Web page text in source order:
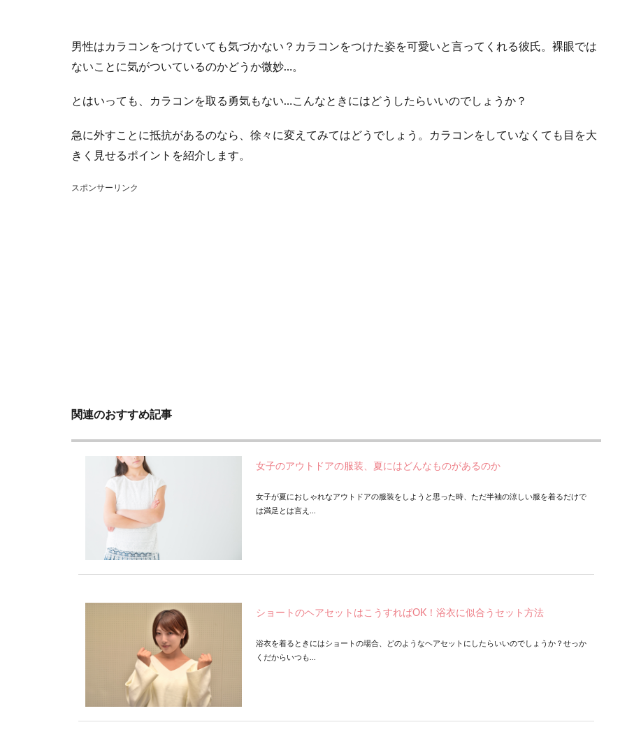
男性はカラコンをつけていても気づかない？カラコンをつけた姿を可愛いと言ってくれる彼氏。裸眼では
ないことに気がついているのかどうか微妙…。
とはいっても、カラコンを取る勇気もない…こんなときにはどうしたらいいのでしょうか？
急に外すことに抵抗があるのなら、徐々に変えてみてはどうでしょう。カラコンをしていなくても目を大
きく見せるポイントを紹介します。
スポンサーリンク
関連のおすすめ記事
女子のアウトドアの服装、夏にはどんなものがあるのか
女子が夏におしゃれなアウトドアの服装をしようと思った時、ただ半袖の涼しい服を着るだけで
は満足とは言え...
ショートのヘアセットはこうすればOK！浴衣に似合うセット方法
浴衣を着るときにはショートの場合、どのようなヘアセットにしたらいいのでしょうか？せっか
くだからいつも...